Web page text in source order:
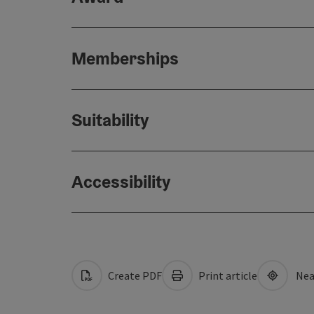
Memberships
Suitability
Accessibility
Create PDF Print article